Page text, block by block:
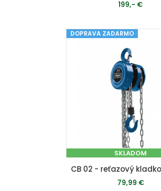
199,- €
PRIDAŤ DO KOŠÍKA
DOPRAVA ZADARMO
SKLADOM
79,99 €